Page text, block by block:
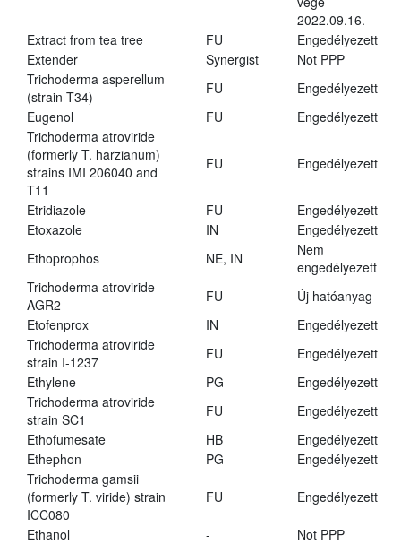
2022.09.16.
Extract from tea tree
FU
Engedélyezett
Extender
Synergist
Not PPP
Trichoderma asperellum
(strain T34)
FU
Engedélyezett
Eugenol
FU
Engedélyezett
Trichoderma atroviride
(formerly T. harzianum)
strains IMI 206040 and
T11
FU Engedélyezett
Etridiazole FU
Engedélyezett
Etoxazole
IN
Engedélyezett
Ethoprophos
NE, IN
Nem
engedélyezett
Trichoderma atroviride
AGR2
FU
Új hatóanyag
Etofenprox
IN
Engedélyezett
Trichoderma atroviride
strain I-1237
FU
Engedélyezett
Ethylene
PG
Engedélyezett
Trichoderma atroviride
strain SC1
FU
Engedélyezett
Ethofumesate
HB
Engedélyezett
Ethephon
PG
Engedélyezett
Trichoderma gamsii
(formerly T. viride) strain
ICC080
FU Engedélyezett
Ethanol -
Not PPP